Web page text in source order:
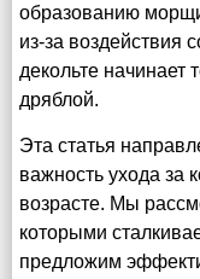
образованию
из-за воздействия
декольте начинает
дряблой.
Эта статья
важность ухода за
возрасте. Мы
которыми
предложим